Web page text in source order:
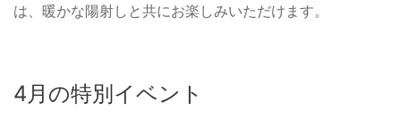
は、暖かな陽射しと共にお楽しみいただけます。
4月の特別イベント